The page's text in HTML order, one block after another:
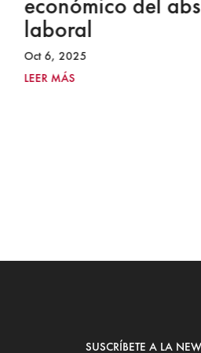
laboral
Oct 6, 2025
LEER MÁS
SUSCRÍBETE A LA